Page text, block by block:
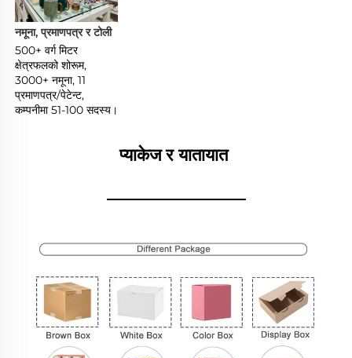
नमूना, प्रमाणपत्र र टोली
500+ वर्ग मिटर
क्षेत्रफलको शोरूम,
3000+ नमूना, 11
प्रमाणपत्र/पेटेन्ट,
प्याकेज र यातायात
________________